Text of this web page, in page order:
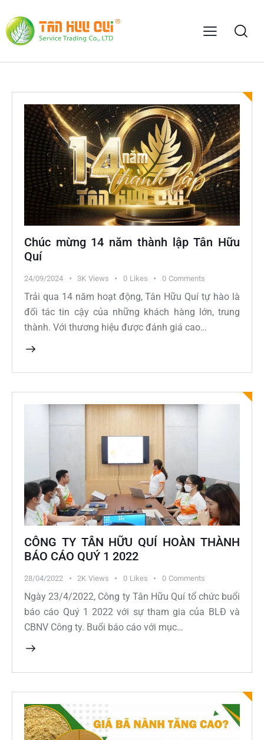
Chúc mừng 14 năm thành lập Tân Hữu
Quí
24/09/2024 3K Views 0 Likes 0 Comments
Trải qua 14 năm hoạt động, Tân Hữu Quí tự hào là
đối tác tin cậy của những khách hàng lớn, trung
thành. Với thương hiệu được đánh giá cao…
CÔNG TY TÂN HỮU QUÍ HOÀN THÀNH
BÁO CÁO QUÝ 1 2022
28/04/2022 2K Views 0 Likes 0 Comments
Ngày 23/4/2022, Công ty Tân Hữu Quí tổ chức buổi
báo cáo Quý 1 2022 với sự tham gia của BLĐ và
CBNV Công ty. Buổi báo cáo với mục…